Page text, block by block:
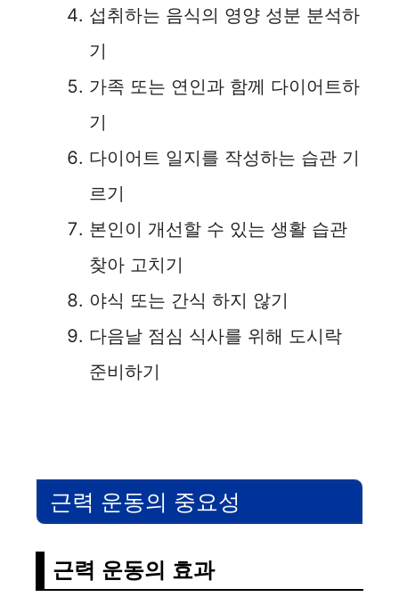
섭취하는 음식의 영양 성분 분석하
기
가족 또는 연인과 함께 다이어트하
기
다이어트 일지를 작성하는 습관 기
르기
본인이 개선할 수 있는 생활 습관
찾아 고치기
야식 또는 간식 하지 않기
다음날 점심 식사를 위해 도시락
준비하기
근력 운동의 중요성
근력 운동의 효과